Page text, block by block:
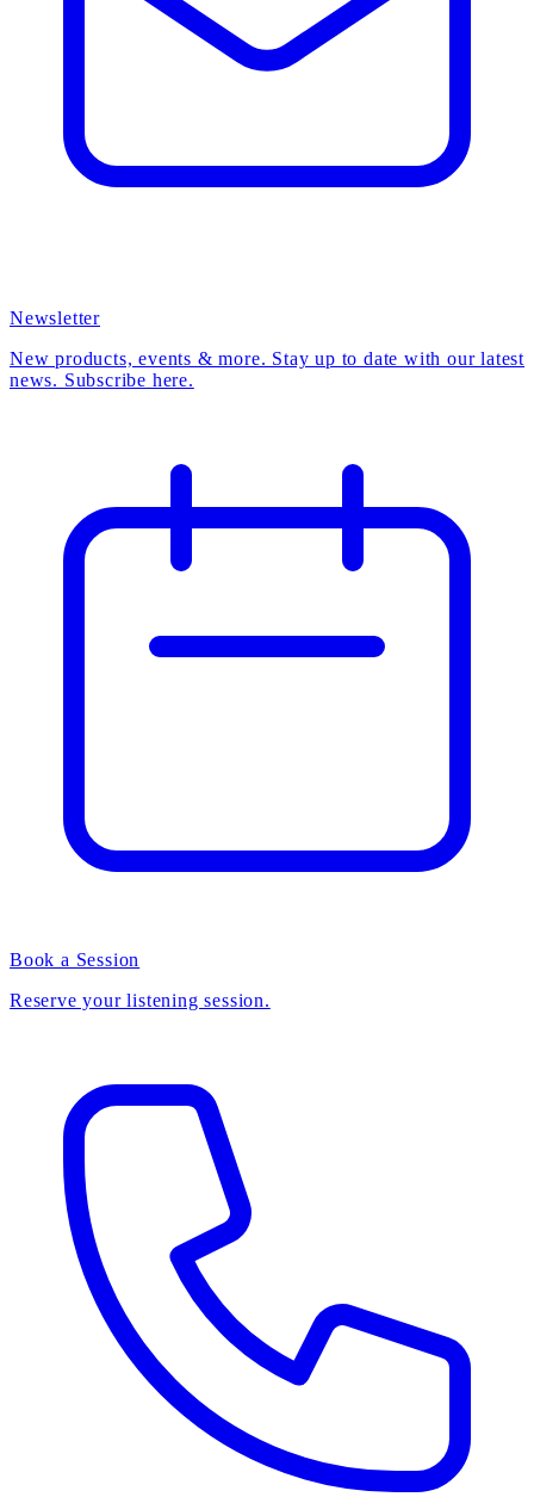
Newsletter
New products, events & more. Stay up to date with our latest
news. Subscribe here.
Book a Session
Reserve your listening session.